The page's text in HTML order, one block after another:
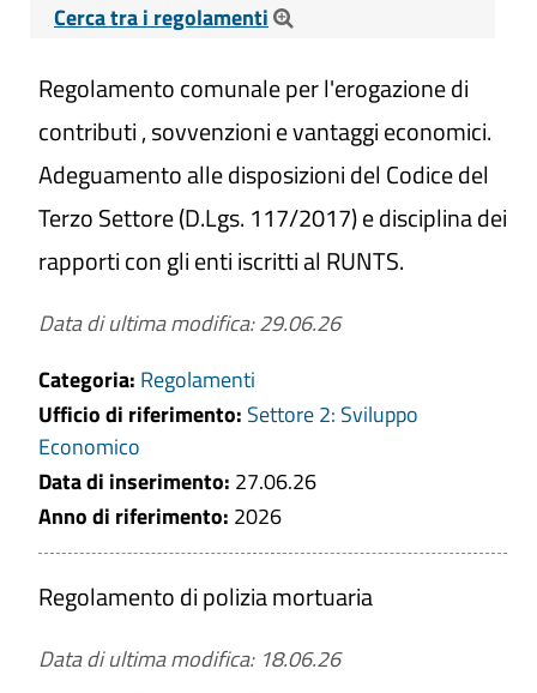
Cerca tra i regolamenti
Cerca tra i Regolamenti
Anno di riferimento
CERCA
PULISCI
Regolamento comunale per l'erogazione di
contributi , sovvenzioni e vantaggi economici.
Adeguamento alle disposizioni del Codice del
Terzo Settore (D.Lgs. 117/2017) e disciplina dei
rapporti con gli enti iscritti al RUNTS.
Data di ultima modifica: 29.06.26
Categoria: Regolamenti
Ufficio di riferimento: Settore 2: Sviluppo
Economico
Data di inserimento: 27.06.26
Anno di riferimento: 2026
Regolamento di polizia mortuaria
Data di ultima modifica: 18.06.26